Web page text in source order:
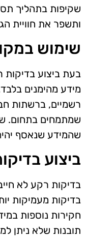
שקיפות בתהליך
ותשפר את חוויית
שימוש
בעת ביצוע
מידע מהימנים
רשמיים, ברשתות
שמתמחים בתחום.
שהמידע שנאסף
ביצוע
בדיקות רקע לא
בדיקות מעמיקות
חקירות נוספות
תובנות שלא ניתן